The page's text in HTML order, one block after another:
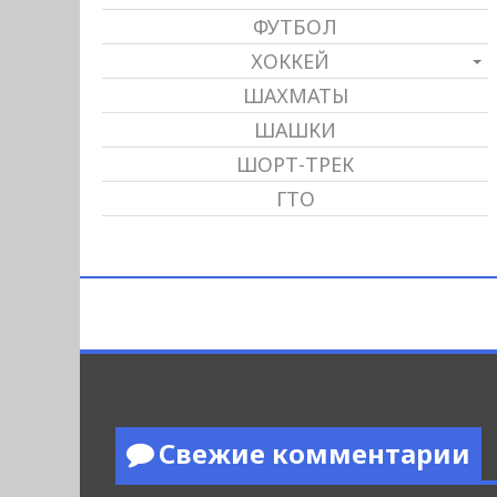
ФУТБОЛ
ХОККЕЙ
ШАХМАТЫ
ШАШКИ
ШОРТ-ТРЕК
ГТО
Свежие комментарии